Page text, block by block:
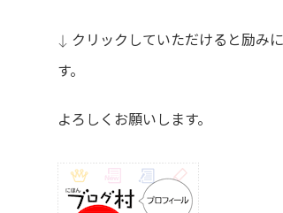
↓ クリックしていただけると励み
す。
よろしくお願いします。